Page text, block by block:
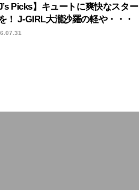
J’s Picks】キュートに爽快なスター
！ J-GIRL大瀧沙羅の軽や・・・